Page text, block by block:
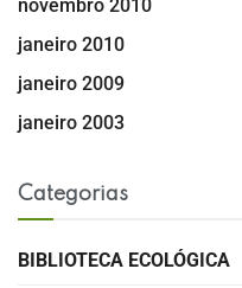
novembro 2010
janeiro 2010
janeiro 2009
janeiro 2003
Categorias
BIBLIOTECA ECOLÓGICA